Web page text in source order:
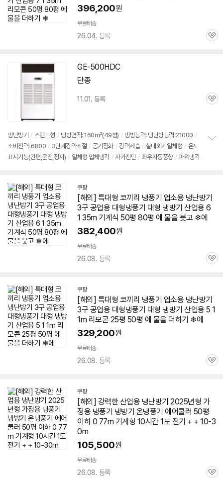
396,200원
무료배송
26.04. 등록
관
GE-500HDC
단종
11.01. 등록
관
냉난방기 / 스탠드형 / 냉방면적: 160㎡(49평) / 냉방능력: 냉난방능력:21000 /
소비전력: 6800 / 3단계강약조절 / 공기정화 / 강력제습 / 실내외기일체형 / 온도
표시기능(간편,운전,정지) / 일체형 입체냉각 / 자가진단 / 좌우자동풍향 / 파워냉각
쿠팡
[해외] 특대형 코끼리 냉풍기 업소용 냉난방기
3구 공업용 대형냉풍기 대형 냉방기 산업용 6
1 35m 기계식 50평 80평 에 물을 붓고 ❄에
382,400원
무료배송
26.08. 등록
관
쿠팡
[해외] 특대형 코끼리 냉풍기 업소용 냉난방기
3구 공업용 대형냉풍기 대형 냉방기 산업용 5 1
1m 리모콘 25평 50평 에 물을 더하기 ❄에
329,200원
무료배송
26.08. 등록
관
쿠팡
[해외] 강력한 산업용 냉난방기 2025년형 가
정용 냉풍기 냉방기 온냉풍기 에어쿨러 50평
이하 0 77m 기계형 10시간 1도 전기 + + 10-3
0m
105,500원
무료배송
26.08. 등록
관
세부정보 열기/접기